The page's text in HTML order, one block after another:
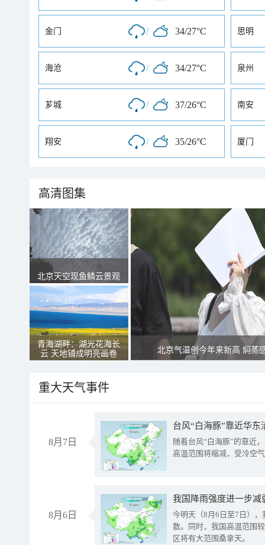
金门 / 34/27°C 思明
海沧 / 34/27°C 泉州
芗城 / 37/26°C 南安
翔安 / 35/26°C 厦门
高清图集
北京天空现鱼鳞云景观
青海湖畔：湖光花海长
云 天地铺成明亮画卷
北京气温创今年来新高 焖蒸
重大天气事件
8月7日
台风“白海豚”靠近华
随着台风“白海豚”的靠近
高温范围将缩减，受冷空
8月6日
今明天（8月6日至7日）
散。同时，我国高温范围
区将有大范围桑拿天。